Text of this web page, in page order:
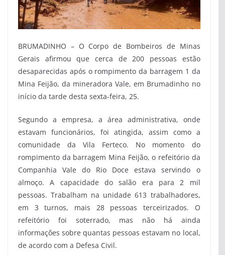
BRUMADINHO – O Corpo de Bombeiros de Minas
Gerais afirmou que cerca de 200 pessoas estão
desaparecidas após o rompimento da barragem 1 da
Mina Feijão, da mineradora Vale, em Brumadinho no
início da tarde desta sexta-feira, 25.
Segundo a empresa, a área administrativa, onde
estavam funcionários, foi atingida, assim como a
comunidade da Vila Ferteco. No momento do
rompimento da barragem Mina Feijão, o refeitório da
Companhia Vale do Rio Doce estava servindo o
almoço. A capacidade do salão era para 2 mil
pessoas. Trabalham na unidade 613 trabalhadores,
em 3 turnos, mais 28 pessoas terceirizados. O
refeitório foi soterrado, mas não há ainda
informações sobre quantas pessoas estavam no local,
de acordo com a Defesa Civil.